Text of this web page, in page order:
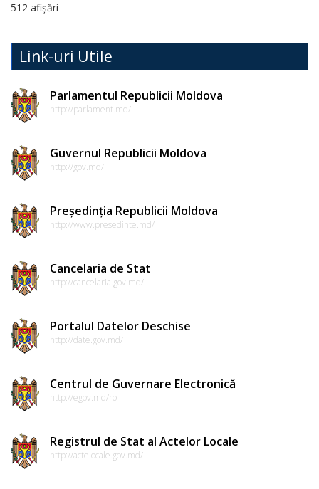
Linia
instituțională
pentru
informare
Transparență
decizională
Dispozițiile
președintelui
publice
elaborării
proiectelor
de
decizii
Sinteza
recomandărilor
512 afișări
Link-uri Utile
Parlamentul Republicii Moldova
http://parlament.md/
Guvernul Republicii Moldova
http://gov.md/
Președinția Republicii Moldova
http://www.presedinte.md/
Cancelaria de Stat
http://cancelaria.gov.md/
Portalul Datelor Deschise
http://date.gov.md/
Centrul de Guvernare Electronică
http://egov.md/ro
Registrul de Stat al Actelor Locale
http://actelocale.gov.md/